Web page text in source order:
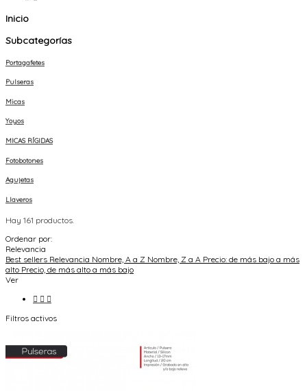
Inicio
Subcategorías
Portagafetes
Pulseras
Micas
Yoyos
MICAS RÍGIDAS
Fotobotones
Agujetas
Llaveros
Hay 161 productos.
Ordenar por:
Relevancia
Best sellers Relevancia Nombre, A a Z Nombre, Z a A Precio: de más bajo a más
alto Precio, de más alto a más bajo
Ver
  
Filtros activos